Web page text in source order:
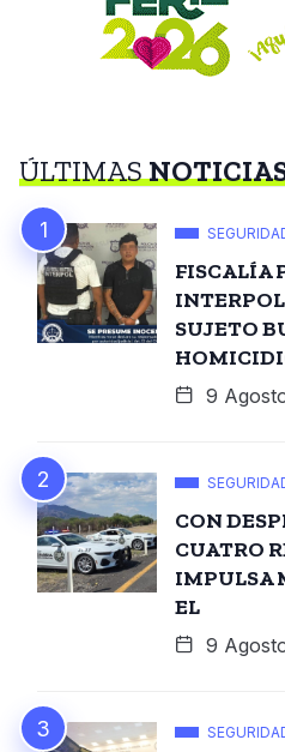
ÚLTIMAS
FISCALÍA
SUJETO
9
CON
CUATRO
IMPULSA
EL
9